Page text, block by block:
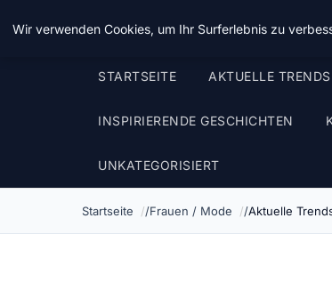
Taz Nrw
STARTSEITE AKTUELLE TRENDS
INSPIRIERENDE GESCHICHTEN
UNKATEGORISIERT
Startseite Frauen / Mode Aktuelle
Wir verwenden Cookies, um Ihr Surferlebnis zu